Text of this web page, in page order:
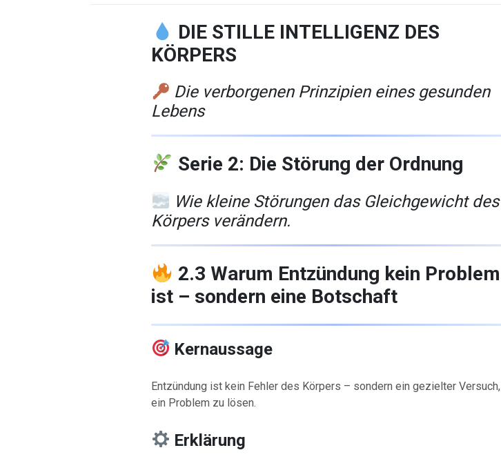
DIE STILLE INTELLIGENZ DES
KÖRPERS
Die verborgenen Prinzipien eines gesunden
Lebens
Serie 2: Die Störung der Ordnung
Wie kleine Störungen das Gleichgewicht des
Körpers verändern.
2.3 Warum Entzündung kein Problem
ist – sondern eine Botschaft
Kernaussage
Entzündung ist kein Fehler des Körpers – sondern ein gezielter Versuch,
ein Problem zu lösen.
Erklärung